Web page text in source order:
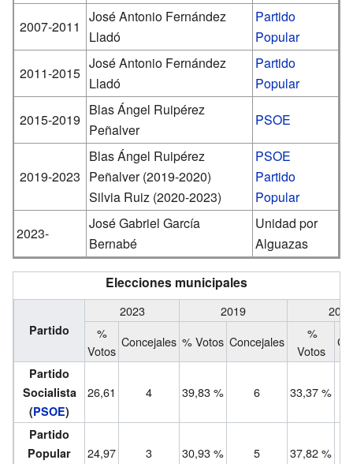
2007-2011
José Antonio Fernández
Lladó
Partido
Popular
2011-2015
José Antonio Fernández
Lladó
Partido
Popular
2015-2019
Blas Ángel Ruipérez
Peñalver
PSOE
2019-2023
Blas Ángel Ruipérez
Peñalver (2019-2020)
Silvia Ruiz (2020-2023)
PSOE
Partido
Popular
2023-
José Gabriel García
Bernabé
Unidad por
Alguazas
Elecciones municipales
Partido
2023 2019
2015
%
Votos
Concejales % Votos Concejales
%
Votos
Partido
Socialista
(PSOE)
26,61 4 39,83 % 6 33,37 %
Partido
Popular
24,97 3 30,93 % 5 37,82 %